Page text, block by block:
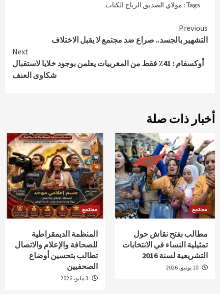
Tags: مولاي الصديق الرباج الكتاب
Continue
Reading
Previous
التشهير بالجسد.. صراع ضد مجتمع لا يقبل الاختلاف
Next
أوكسفام : 41٪ فقط من المغربيات يعلمن بوجود خلايا لاستقبال
شكاوى العنف
أخبار ذات صلة
مجتمع
مطالب بفتح نقاش حول
تمثيلية النساء في الانتخابات
التشريعية لسنة 2016
مجتمع
المنظمة الديمقراطية
للصحافة والإعلام والاتصال
تطالب بتحسين أوضاع
الصحفيين